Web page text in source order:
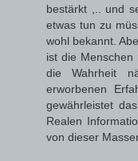
bestärkt ,.. und
etwas tun zu
wohl bekannt.
ist die Menschen
die Wahrheit
erworbenen
gewährleistet
Realen
von dieser